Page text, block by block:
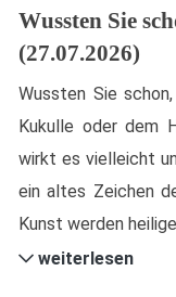
Wussten Sie
(27.07.2026)
Wussten Sie
Kukulle oder dem
wirkt es vielleicht
ein altes Zeichen
Kunst werden
weiterlesen